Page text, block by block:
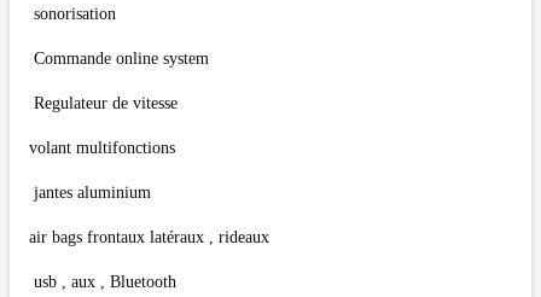
sonorisation
Commande online system
Regulateur de vitesse
volant multifonctions
jantes aluminium
air bags frontaux latéraux , rideaux
usb , aux , Bluetooth